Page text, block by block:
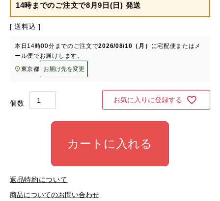
14時までのご注文で8月9日(日) 発送
送料込
本日 14時00分 までのご注文で2026/08/10（月） に宅配便またはメ
ール便でお届けします。
東京都
お届け先を変更
お気に入りに登録する
カートに入れる
返品特約について
商品についてのお問い合わせ